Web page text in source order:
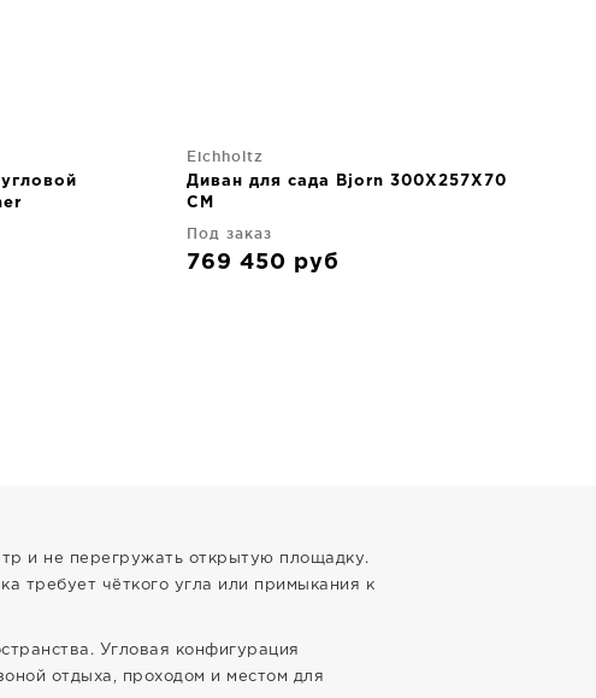
Eichholtz
Диван для сада Bjorn 300X257X70
CM
Под заказ
769 450 руб
и не перегружать открытую площадку.
требует чёткого угла или примыкания к
Угловая конфигурация
отдыха, проходом и местом для